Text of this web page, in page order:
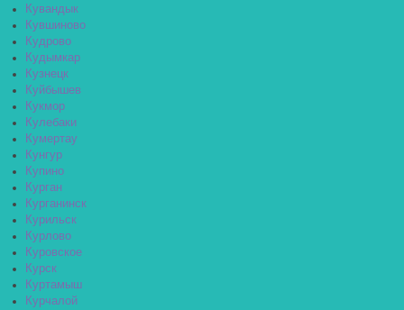
Кувандык
Кувшиново
Кудрово
Кудымкар
Кузнецк
Куйбышев
Кукмор
Кулебаки
Кумертау
Кунгур
Купино
Курган
Курганинск
Курильск
Курлово
Куровское
Курск
Куртамыш
Курчалой